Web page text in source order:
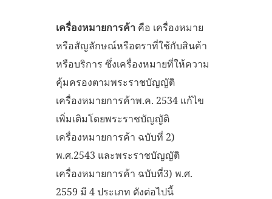
เครื่องหมายการค้า คือ เครื่องหมาย
หรือสัญลักษณ์หรือตราที่ใช้กับสินค้า
หรือบริการ ซึ่งเครื่องหมายที่ให้ความ
คุ้มครองตามพระราชบัญญัติ
เครื่องหมายการค้าพ.ค. 2534 แก้ไข
เพิ่มเติมโดยพระราชบัญญัติ
เครื่องหมายการค้า ฉบับที่ 2)
พ.ศ.2543 และพระราชบัญญัติ
เครื่องหมายการค้า ฉบับที่3) พ.ศ.
2559 มี 4 ประเภท ดังต่อไปนี้